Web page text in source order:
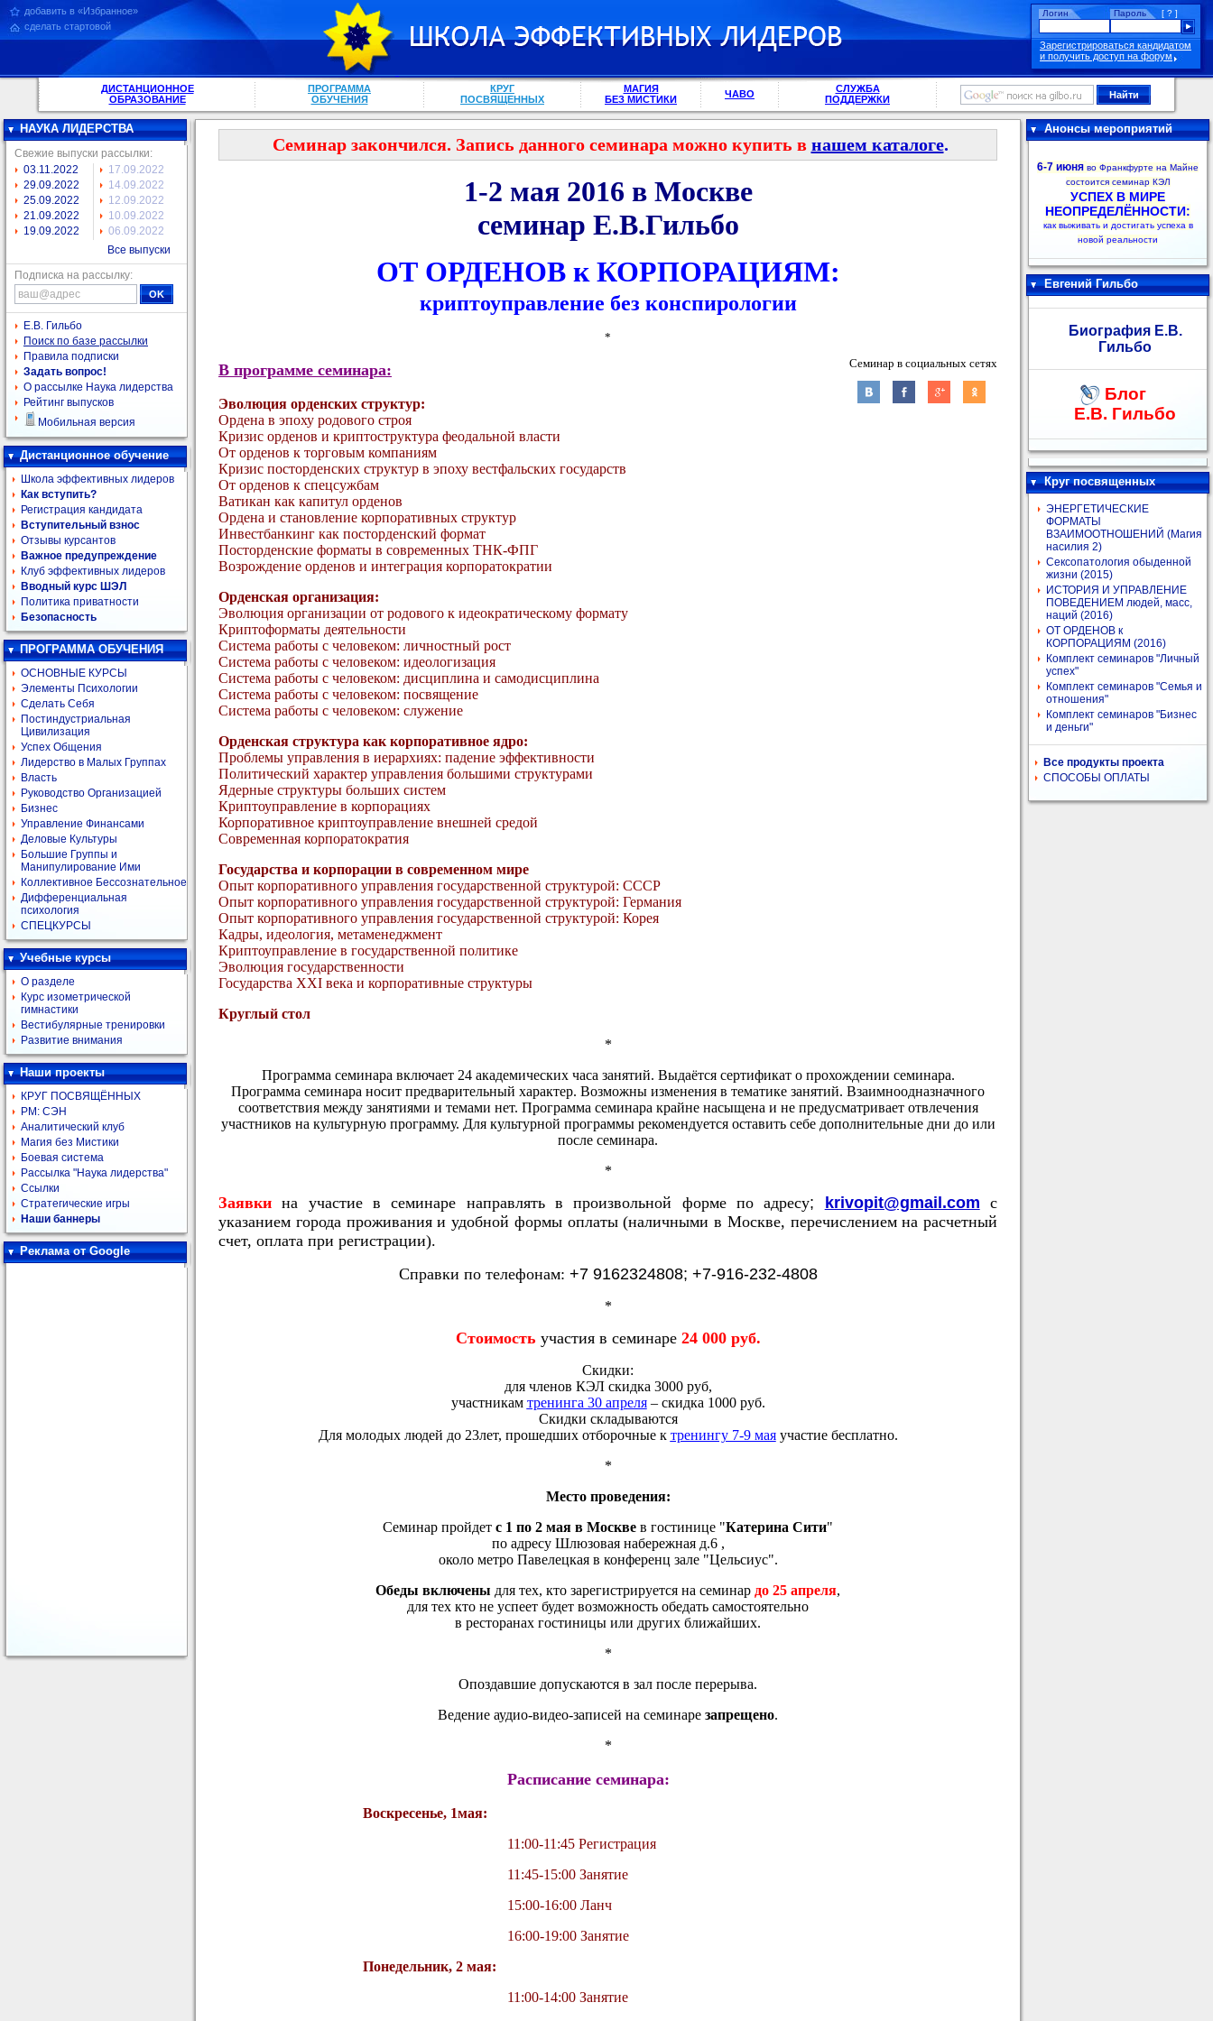
добавить в «Избранное»
сделать стартовой
Логин [ ? ]
Пароль
Зарегистрироваться кандидатом
и получить доступ на форум
ДИСТАНЦИОННОЕ
ОБРАЗОВАНИЕ
ПРОГРАММА
ОБУЧЕНИЯ
КРУГ
ПОСВЯЩЕННЫХ
МАГИЯ
БЕЗ МИСТИКИ
ЧАВО
СЛУЖБА
ПОДДЕРЖКИ
НАУКА ЛИДЕРСТВА
Свежие выпуски рассылки:
03.11.2022
29.09.2022
25.09.2022
21.09.2022
19.09.2022
17.09.2022
14.09.2022
12.09.2022
10.09.2022
06.09.2022
Все выпуски
Подписка на рассылку:
Е.В. Гильбо
Поиск по базе рассылки
Правила подписки
Задать вопрос!
О рассылке Наука лидерства
Рейтинг выпусков
Мобильная версия
Дистанционное обучение
Школа эффективных лидеров
Как вступить?
Регистрация кандидата
Вступительный взнос
Отзывы курсантов
Важное предупреждение
Клуб эффективных лидеров
Вводный курс ШЭЛ
Политика приватности
Безопасность
ПРОГРАММА ОБУЧЕНИЯ
ОСНОВНЫЕ КУРСЫ
Элементы Психологии
Сделать Себя
Постиндустриальная
Цивилизация
Успех Общения
Лидерство в Малых Группах
Власть
Руководство Организацией
Бизнес
Управление Финансами
Деловые Культуры
Большие Группы и
Манипулирование Ими
Коллективное Бессознательное
Дифференциальная
психология
СПЕЦКУРСЫ
Учебные курсы
О разделе
Курс изометрической
гимнастики
Вестибулярные тренировки
Развитие внимания
Наши проекты
КРУГ ПОСВЯЩЁННЫХ
РМ: СЭН
Аналитический клуб
Магия без Мистики
Боевая система
Рассылка "Наука лидерства"
Ссылки
Стратегические игры
Наши баннеры
Реклама от Google
Семинар закончился. Запись данного семинара можно купить в нашем каталоге.
1-2 мая 2016 в Москве
семинар Е.В.Гильбо
ОТ ОРДЕНОВ к КОРПОРАЦИЯМ:
криптоуправление без конспирологии
*
Семинар в социальных сетях
В программе семинара:
Эволюция орденских структур:
Ордена в эпоху родового строя
Кризис орденов и криптоструктура феодальной власти
От орденов к торговым компаниям
Кризис посторденских структур в эпоху вестфальских государств
От орденов к спецсужбам
Ватикан как капитул орденов
Ордена и становление корпоративных структур
Инвестбанкинг как посторденский формат
Посторденские форматы в современных ТНК-ФПГ
Возрождение орденов и интеграция корпоратократии
Орденская организация:
Эволюция организации от родового к идеократическому формату
Криптоформаты деятельности
Система работы с человеком: личностный рост
Система работы с человеком: идеологизация
Система работы с человеком: дисциплина и самодисциплина
Система работы с человеком: посвящение
Система работы с человеком: служение
Орденская структура как корпоративное ядро:
Проблемы управления в иерархиях: падение эффективности
Политический характер управления большими структурами
Ядерные структуры больших систем
Криптоуправление в корпорациях
Корпоративное криптоуправление внешней средой
Современная корпоратократия
Государства и корпорации в современном мире
Опыт корпоративного управления государственной структурой: СССР
Опыт корпоративного управления государственной структурой: Германия
Опыт корпоративного управления государственной структурой: Корея
Кадры, идеология, метаменеджмент
Криптоуправление в государственной политике
Эволюция государственности
Государства XXI века и корпоративные структуры
Круглый стол
*
Программа семинара включает 24 академических часа занятий. Выдаётся сертификат о прохождении семинара.
Программа семинара носит предварительный характер. Возможны изменения в тематике занятий. Взаимноодназначного
соответствия между занятиями и темами нет. Программа семинара крайне насыщена и не предусматривает отвлечения
участников на культурную программу. Для культурной программы рекомендуется оставить себе дополнительные дни до или
после семинара.
*
Заявки на участие в семинаре направлять в произвольной форме по адресу; krivopit@gmail.com
с
указанием города проживания и удобной формы оплаты (наличными в Москве, перечислением на расчетный
счет, оплата при регистрации).
Справки по телефонам: +7 9162324808; +7-916-232-4808
*
Стоимость участия в семинаре 24 000 руб.
Скидки:
для членов КЭЛ скидка 3000 руб,
участникам тренинга 30 апреля– скидка 1000 руб.
Скидки складываются
Для молодых людей до 23лет, прошедших отборочные к тренингу 7-9 маяучастие бесплатно.
*
Место проведения:
Семинар пройдет с 1 по 2 мая в Москве в гостинице "Катерина Сити"
по адресу Шлюзовая набережная д.6 ,
около метро Павелецкая в конференц зале "Цельсиус".
Обеды включены для тех, кто зарегистрируется на семинар до 25 апреля,
для тех кто не успеет будет возможность обедать самостоятельно
в ресторанах гостиницы или других ближайших.
*
Опоздавшие допускаются в зал после перерыва.
Ведение аудио-видео-записей на семинаре запрещено.
*
Расписание семинара:
Воскресенье, 1мая:
11:00-11:45 Регистрация
11:45-15:00 Занятие
15:00-16:00 Ланч
16:00-19:00 Занятие
Понедельник, 2 мая:
11:00-14:00 Занятие
Анонсы мероприятий
6-7 июня во Франкфурте на Майне
состоится семинар КЭЛ
УСПЕХ В МИРЕ
НЕОПРЕДЕЛЁННОСТИ:
как выживать и достигать успеха в
новой реальности
Евгений Гильбо
Биография Е.В.
Гильбо
Блог
Е.В. Гильбо
Круг посвященных
ЭНЕРГЕТИЧЕСКИЕ
ФОРМАТЫ
ВЗАИМООТНОШЕНИЙ (Магия
насилия 2)
Сексопатология обыденной
жизни (2015)
ИСТОРИЯ И УПРАВЛЕНИЕ
ПОВЕДЕНИЕМ людей, масс,
наций (2016)
ОТ ОРДЕНОВ к
КОРПОРАЦИЯМ (2016)
Комплект семинаров "Личный
успех"
Комплект семинаров "Семья и
отношения"
Комплект семинаров "Бизнес
и деньги"
Все продукты проекта
СПОСОБЫ ОПЛАТЫ